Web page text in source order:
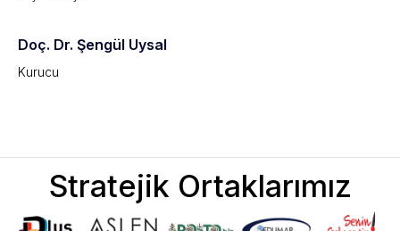
Doç. Dr. Şengül Uysal
Kurucu
Stratejik Ortaklarımız